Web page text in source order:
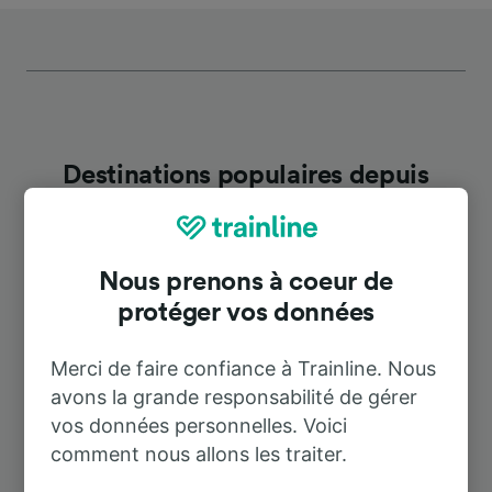
Destinations populaires depuis
Cruchten
Durée
À Crotone 22 h 53 m
Nous prenons à coeur de
protéger vos données
Merci de faire confiance à Trainline. Nous
avons la grande responsabilité de gérer
vos données personnelles. Voici
comment nous allons les traiter.